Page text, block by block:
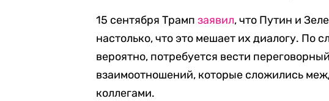
15 сентября Трампзаявил, что Путин и
настолько, что это мешает их диалогу. По
вероятно, потребуется вести
взаимоотношений, которые сложились
коллегами.